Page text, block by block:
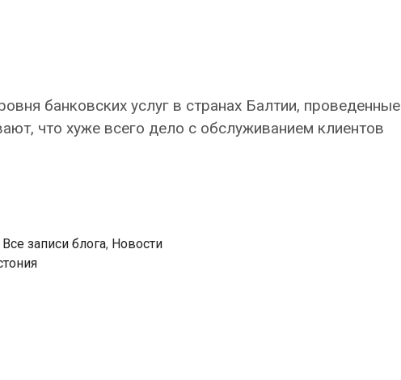
банковских услуг в странах Балтии, проведенные
что хуже всего дело с обслуживанием клиентов
Все записи блога, Новости